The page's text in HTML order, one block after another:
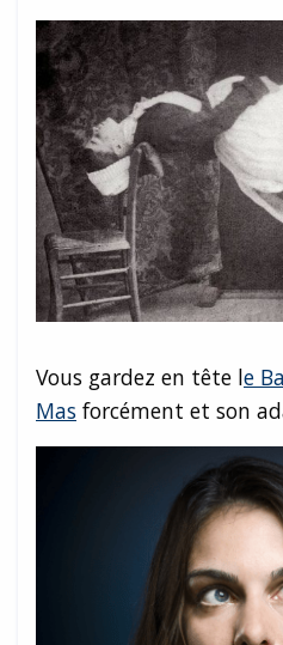
Vous gardez en tête le
Mas forcément et son